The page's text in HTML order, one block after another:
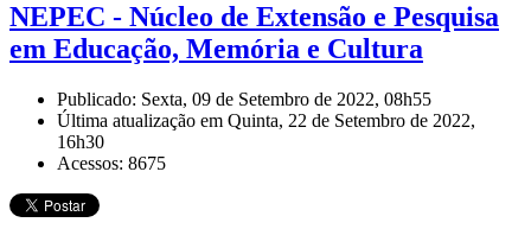
NEPEC - Núcleo de Extensão e Pesquisa
em Educação, Memória e Cultura
Publicado: Sexta, 09 de Setembro de 2022, 08h55
Última atualização em Quinta, 22 de Setembro de 2022,
16h30
Acessos: 8675